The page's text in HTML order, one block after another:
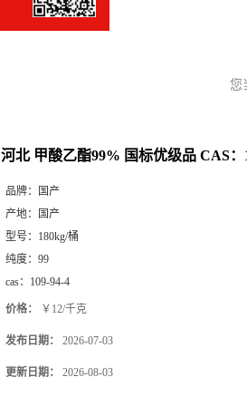
您
河北 甲酸乙酯99% 国标优级品 CAS：
品牌：
国产
产地：
国产
型号： 180kg/桶
纯度： 99
cas： 109-94-4
价格： ￥12/千克
发布日期： 2026-07-03
更新日期： 2026-08-03